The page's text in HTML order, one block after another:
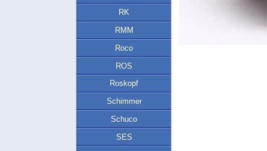
RK
RMM
Roco
ROS
Roskopf
Schimmer
Schuco
SES